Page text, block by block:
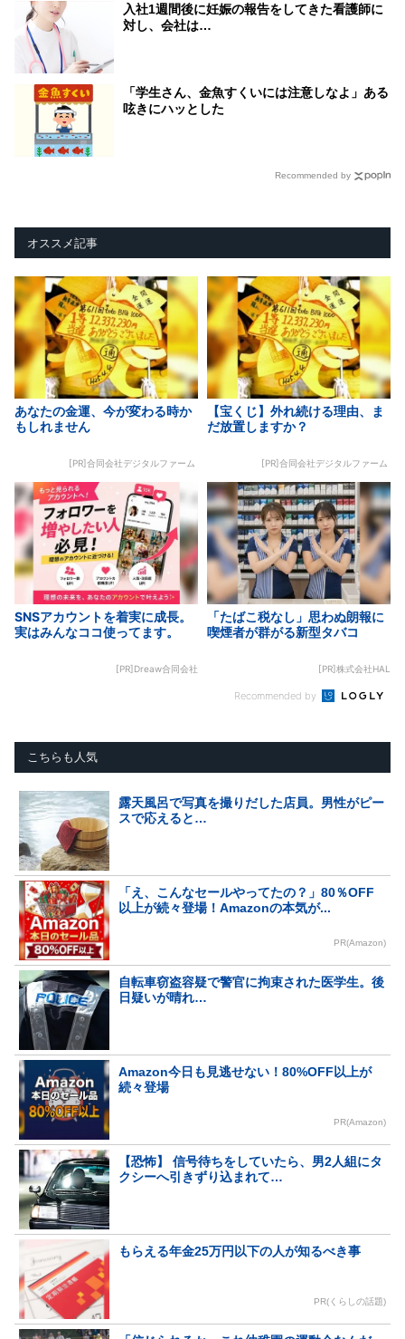
入社1週間後に妊娠の報告をしてきた看護師に
対し、会社は…
「学生さん、金魚すくいには注意しなよ」ある
呟きにハッとした
Recommended by
オススメ記事
あなたの金運、今が変わる時か
もしれません
[PR]合同会社デジタルファーム
【宝くじ】外れ続ける理由、ま
だ放置しますか？
[PR]合同会社デジタルファーム
SNSアカウントを着実に成長。
実はみんなココ使ってます。
[PR]Dreaw合同会社
「たばこ税なし」思わぬ朗報に
喫煙者が群がる新型タバコ
[PR]株式会社HAL
Recommended by
こちらも人気
露天風呂で写真を撮りだした店員。男性がピー
スで応えると…
「え、こんなセールやってたの？」80％OFF
以上が続々登場！Amazonの本気が...
PR(Amazon)
自転車窃盗容疑で警官に拘束された医学生。後
日疑いが晴れ…
Amazon今日も見逃せない！80%OFF以上が
続々登場
PR(Amazon)
【恐怖】 信号待ちをしていたら、男2人組にタ
クシーへ引きずり込まれて…
もらえる年金25万円以下の人が知るべき事
PR(くらしの話題)